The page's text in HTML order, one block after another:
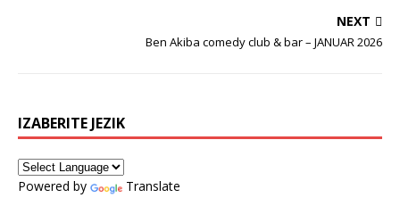
NEXT
Ben Akiba comedy club & bar – JANUAR 2026
IZABERITE JEZIK
Powered by Translate